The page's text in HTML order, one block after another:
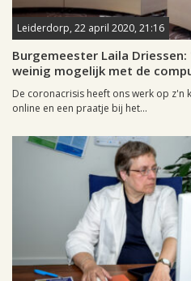
Leiderdorp, 22 april 2020, 21:16
Burgemeester Laila
weinig mogelijk met de
De coronacrisis heeft ons werk op z'n
online en een praatje bij het...